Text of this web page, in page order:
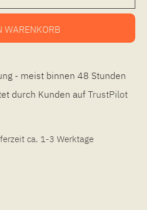
WARENKORB
- meist binnen 48 Stunden
durch Kunden auf TrustPilot
ca. 1-3 Werktage